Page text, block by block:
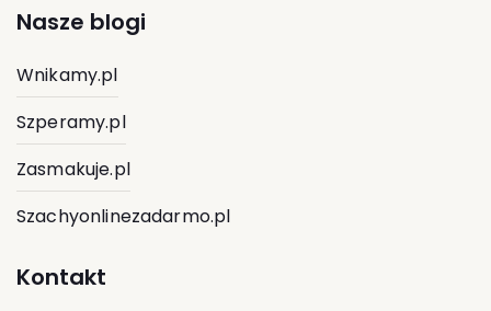
Nasze blogi
Wnikamy.pl
Szperamy.pl
Zasmakuje.pl
Szachyonlinezadarmo.pl
Kontakt